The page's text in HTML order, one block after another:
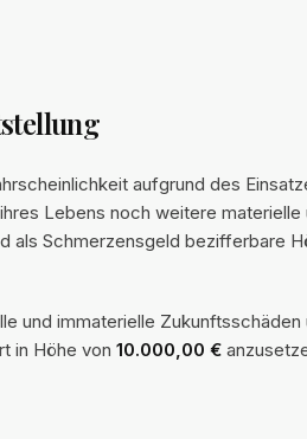
aufgrund des
Lebens noch weitere
als Schmerzensgeld bezifferbare
und immaterielle Zukunftsschäden
in Höhe von 10.000,00 €